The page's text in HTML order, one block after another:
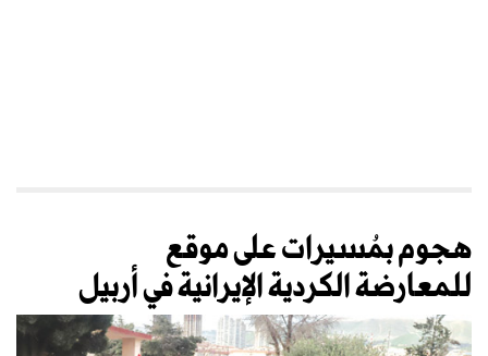
هجوم بمُسيرات على موقع
للمعارضة الكردية الإيرانية في أربيل